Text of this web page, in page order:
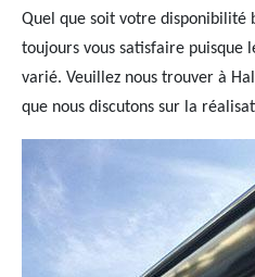
Quel que soit votre disponibilité
toujours vous satisfaire puisque
varié. Veuillez nous trouver à
que nous discutons sur la